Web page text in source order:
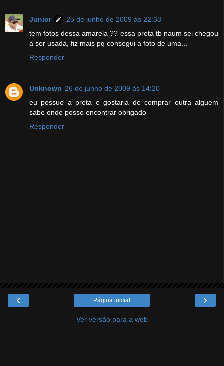
Junior
25 de junho de 2009 às 22:33
tem fotos dessa amarela ?? essa preta tb naum sei chegou
a ser usada, fiz mais pq consegui a foto de uma...
Responder
Unknown 26 de junho de 2009 às 14:20
eu possuo a preta e gostaria de comprar outra alguem
sabe onde posso encontrar obrigado
Responder
‹ ›
Página inicial
Ver versão para a web